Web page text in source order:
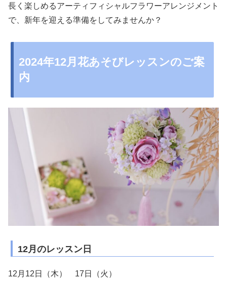
長く楽しめるアーティフィシャルフラワーアレンジメント
で、新年を迎える準備をしてみませんか？
2024年12月花あそびレッスンのご案
内
12月のレッスン日
12月12日（木） 17日（火）